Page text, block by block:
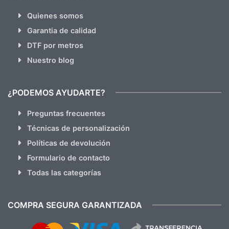
Quienes somos
Garantia de calidad
DTF por metros
Nuestro blog
¿PODEMOS AYUDARTE?
Preguntas frecuentes
Técnicas de personalización
Políticas de devolución
Formulario de contacto
Todas las categorías
COMPRA SEGURA GARANTIZADA